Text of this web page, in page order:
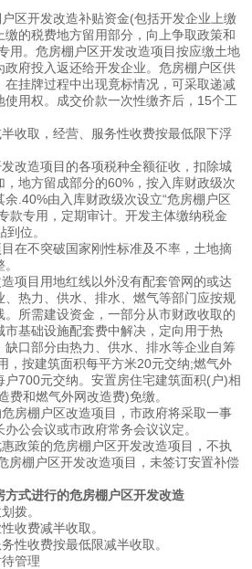
开发改造补贴资金(包括开发企业上缴
的税费地方留用部分，向上争取政策和
用。危房棚户区开发改造项目按应缴土地
政府投入返还给开发企业。危房棚户区供
挂牌过程中出现竟标情况，可采取递减
用权。成交价款一次性缴齐后，15个工
取，经营、服务性收费按最低限下浮
造项目的各项税种全额征收，扣除城
地方留成部分的60%，按入库财政级次
.40%由入库财政级次设立“危房棚户区
款专用，定期审计。开发主体缴纳税金
位。
不突破国家刚性标准及不率，土地摘
目用地红线以外没有配套管网的或达
热力、供水、排水、燃气等部门应按规
所需建设资金，一部分从市财政收取的
基础设施配套费中解决，定向用于热
缺口部分由热力、供水、排水等企业自筹
，按建筑面积每平方米20元交纳;燃气外
户700元交纳。安置房住宅建筑面积(户)相
费和燃气外网改造费)免缴。
棚户区改造项目，市政府将采取一事
公会议或市政府常务会议议定。
策的危房棚户区开发改造项目，不执
房棚户区开发改造项目，未签订安置补偿
式进行的危房棚户区开发改造
拨。
费减半收取。
收费按最低限减半收取。
管理